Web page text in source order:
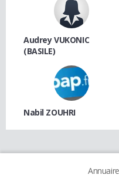
Audrey VUKONIC
(BASILE)
Nabil ZOUHRI